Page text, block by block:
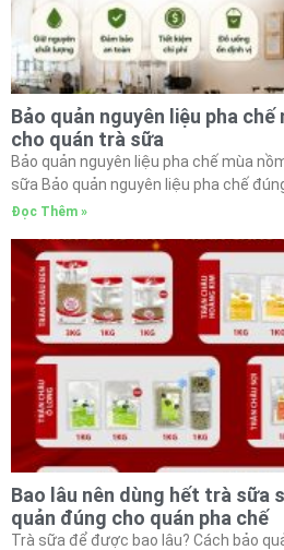
Bảo quản nguyên liệu pha chế
cho quán trà sữa
Bảo quản nguyên liệu pha chế mùa
sữa Bảo quản nguyên liệu pha chế
Đọc Thêm »
Bao lâu nên dùng hết trà sữa
quản đúng cho quán pha chế
Trà sữa để được bao lâu? Cách bảo